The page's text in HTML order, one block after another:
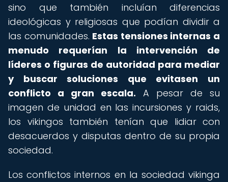
sino que también incluían diferencias
ideológicas y religiosas que podían dividir a
las comunidades. Estas tensiones internas a
menudo requerían la intervención de
líderes o figuras de autoridad para mediar
y buscar soluciones que evitasen un
conflicto a gran escala. A pesar de su
imagen de unidad en las incursiones y raids,
los vikingos también tenían que lidiar con
desacuerdos y disputas dentro de su propia
sociedad.
Los conflictos internos en la sociedad vikinga